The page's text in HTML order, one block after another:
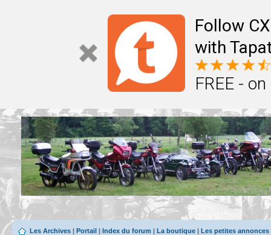
Follow
with
FREE -
Les Archives | Portail | Index du forum | La boutique | Les petites